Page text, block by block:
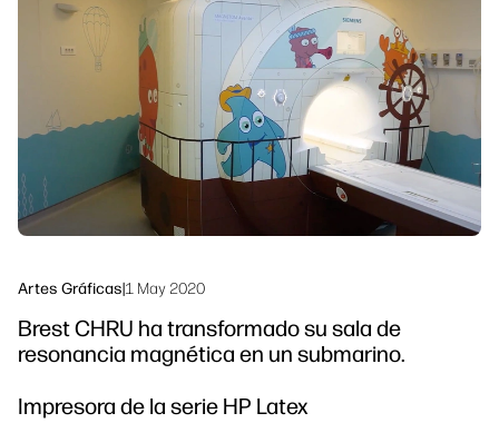
Síguenos
linkedInfacebook
twitteryoutube
Soluciones de flujo de trabajo
Artes Gráficas|1 May 2020
Brest CHRU ha transformado su sala de
resonancia magnética en un submarino.
Impresora de la serie HP Latex